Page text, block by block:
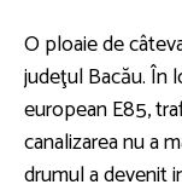
O ploaie de
judeţul Bacău. În
european E85,
canalizarea nu a
drumul a devenit